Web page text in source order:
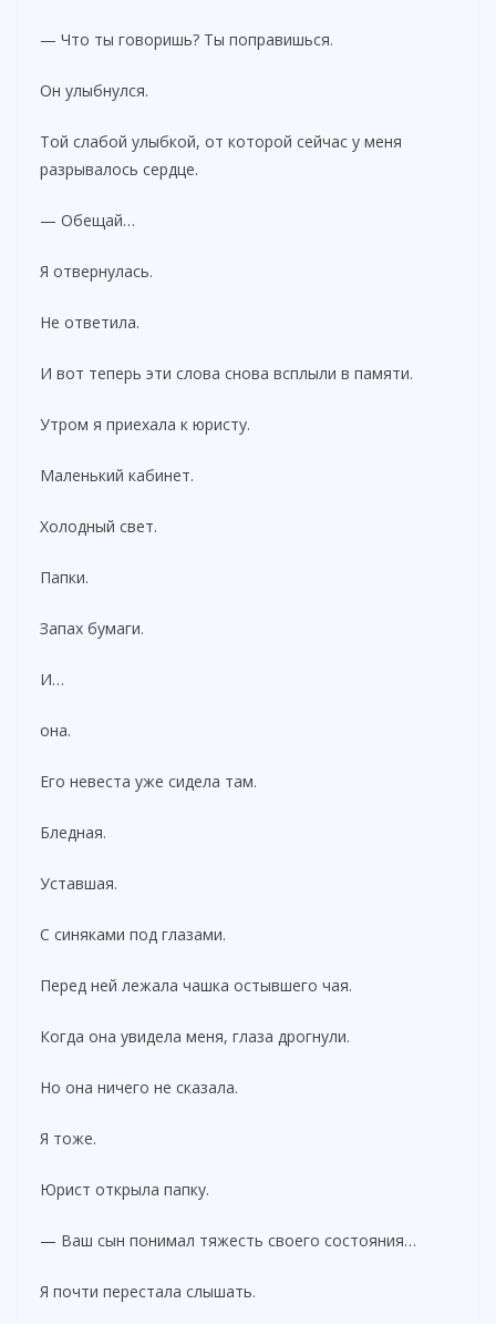
— Что ты говоришь? Ты поправишься.
Он улыбнулся.
Той слабой улыбкой, от которой сейчас у меня
разрывалось сердце.
— Обещай…
Я отвернулась.
Не ответила.
И вот теперь эти слова снова всплыли в памяти.
Утром я приехала к юристу.
Маленький кабинет.
Холодный свет.
Папки.
Запах бумаги.
И…
она.
Его невеста уже сидела там.
Бледная.
Уставшая.
С синяками под глазами.
Перед ней лежала чашка остывшего чая.
Когда она увидела меня, глаза дрогнули.
Но она ничего не сказала.
Я тоже.
Юрист открыла папку.
— Ваш сын понимал тяжесть своего состояния…
Я почти перестала слышать.